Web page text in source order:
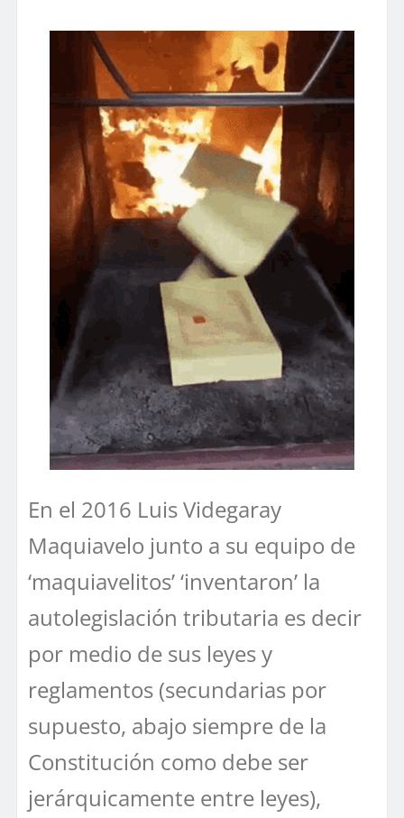
En el 2016 Luis Videgaray
Maquiavelo junto a su equipo de
‘maquiavelitos’ ‘inventaron’ la
autolegislación tributaria es decir
por medio de sus leyes y
reglamentos (secundarias por
supuesto, abajo siempre de la
Constitución como debe ser
jerárquicamente entre leyes),